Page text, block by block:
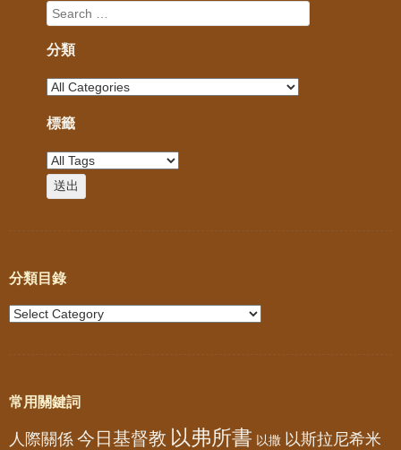
分類
標籤
分類目錄
常用關鍵詞
人際關係 今日基督教 以弗所書 以撒 以斯拉尼希米